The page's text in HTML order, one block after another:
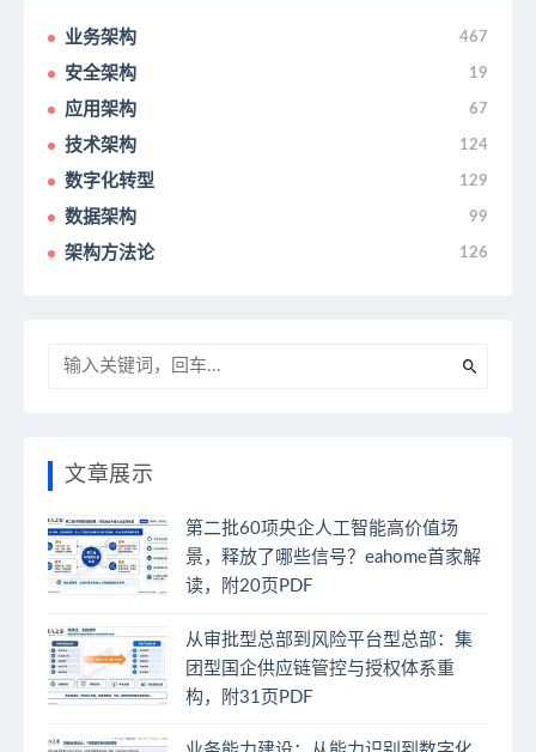
业务架构 467
安全架构 19
应用架构 67
技术架构 124
数字化转型 129
数据架构 99
架构方法论 126
文章展示
第二批60项央企人工智能高价值场
景，释放了哪些信号？eahome首家解
读，附20页PDF
从审批型总部到风险平台型总部：集
团型国企供应链管控与授权体系重
构，附31页PDF